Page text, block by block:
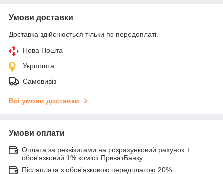
Умови доставки
Доставка здійснюється тільки по передоплаті.
Нова Пошта
Укрпошта
Самовивіз
Всі умови доставки
Умови оплати
Оплата за реквізитами на розрахунковий рахунок +
обов'язковий 1% комісії ПриватБанку
Післяплата з обов'язковою передплатою 20%